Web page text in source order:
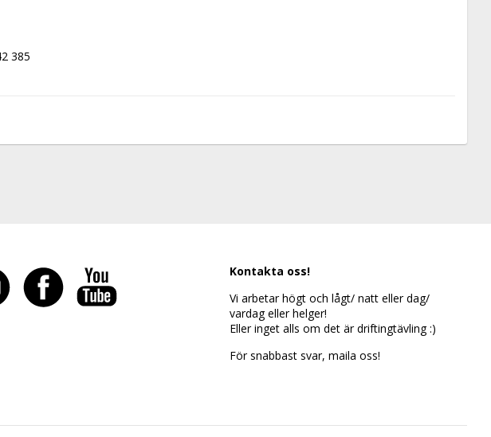
385
Kontakta oss!
Vi arbetar högt och lågt/ natt eller dag/
vardag eller helger!
Eller inget alls om det är driftingtävling :)
För snabbast svar, maila oss!